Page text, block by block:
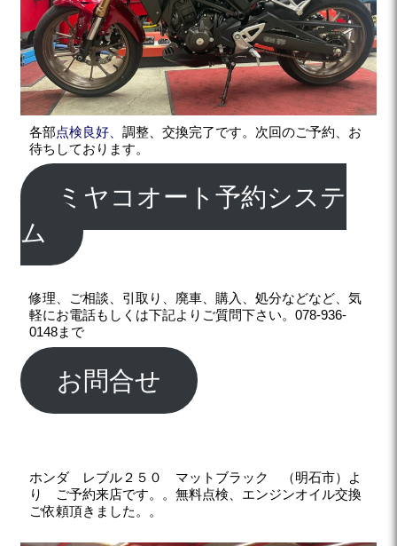
各部点検良好、調整、交換完了です。次回のご予約、お
待ちしております。
ミヤコオート予約システ
ム
修理、ご相談、引取り、廃車、購入、処分などなど、気
軽にお電話もしくは下記よりご質問下さい。078-936-
0148まで
お問合せ
ホンダ レブル２５０ マットブラック （明石市）よ
り ご予約来店です。。無料点検、エンジンオイル交換
ご依頼頂きました。。